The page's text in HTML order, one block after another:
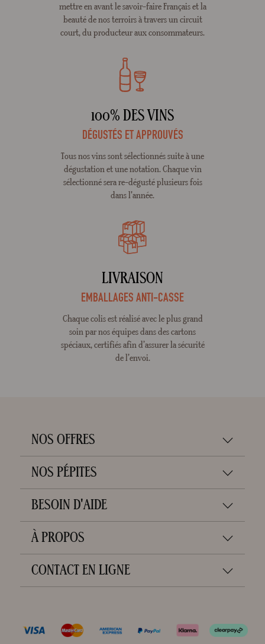
mettre en avant le savoir-faire Français et la
beauté de nos terroirs à travers un circuit
court, du producteur aux consommateurs.
100% DES VINS
DÉGUSTÉS ET APPROUVÉS
Tous nos vins sont sélectionnés suite à une
dégustation et une notation. Chaque vin
sélectionné sera re-dégusté plusieurs fois
dans l'année.
LIVRAISON
EMBALLAGES ANTI-CASSE
Chaque colis est réalisé avec le plus grand
soin par nos équipes dans des cartons
spéciaux, certifiés afin d’assurer la sécurité
de l’envoi.
NOS OFFRES
NOS PÉPITES
BESOIN D'AIDE
À PROPOS
CONTACT EN LIGNE